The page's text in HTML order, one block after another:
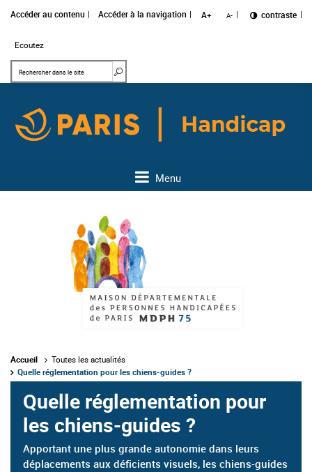
Accéder au contenu Accéder à la navigation A+ A- Changer le
contraste
Ecoutez
Mots clés
Menu
Accueil
Toutes les actualités
Quelle réglementation pour les chiens-guides ?
Quelle réglementation pour
les chiens-guides ?
Apportant une plus grande autonomie dans leurs
déplacements aux déficients visuels, les chiens-guides